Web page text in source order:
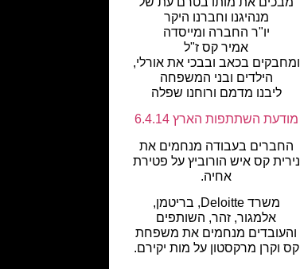
מנהיגנו וחברנו היקר
יו"ר החברה ומייסדה
אמיר קס ז"ל
ומחבקים בכאב ובבכי את אורלי,
הילדים ובני המשפחה
ליבנו מדמם ורוחנו שפלה
מודעת השתתפות הארץ 6.4.14
החברים בעבודה מנחמים את
נירית קס איש הורוביץ על פטירת
אחיה.
משרד Deloitte, בריטמן,
אלמגור, זהר, השותפים
והעובדים מנחמים את משפחת
קס וקרן מרקסטון על מות יקירם.